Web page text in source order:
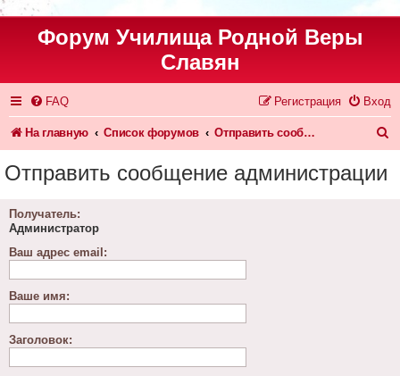
Форум Училища Родной Веры
Славян
FAQ Вход
Регистрация
На главную Список форумов Отправить сообщение администрации
Отправить сообщение администрации
Получатель:
Администратор
Ваш адрес email:
Ваше имя:
Заголовок: